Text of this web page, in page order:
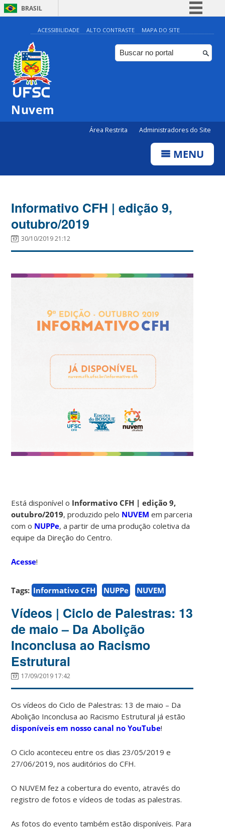
BRASIL
Simplifique!
Comunica BR
Participe
ACESSIBILIDADE ALTO CONTRASTE MAPA DO SITE
Nuvem
Área Restrita Administradores do Site
MENU
Informativo CFH | edição 9,
outubro/2019
30/10/2019 21:12
Está disponível o Informativo CFH | edição 9,
outubro/2019, produzido pelo NUVEM em parceria
com o NUPPe, a partir de uma produção coletiva da
equipe da Direção do Centro.
Acesse!
Tags: Informativo CFH NUPPe NUVEM
Vídeos | Ciclo de Palestras: 13
de maio – Da Abolição
Inconclusa ao Racismo
Estrutural
17/09/2019 17:42
Os vídeos do Ciclo de Palestras: 13 de maio – Da
Abolição Inconclusa ao Racismo Estrutural já estão
disponíveis em nosso canal no YouTube!
O Ciclo aconteceu entre os dias 23/05/2019 e
27/06/2019, nos auditórios do CFH.
O NUVEM fez a cobertura do evento, através do
registro de fotos e vídeos de todas as palestras.
As fotos do evento também estão disponíveis. Para